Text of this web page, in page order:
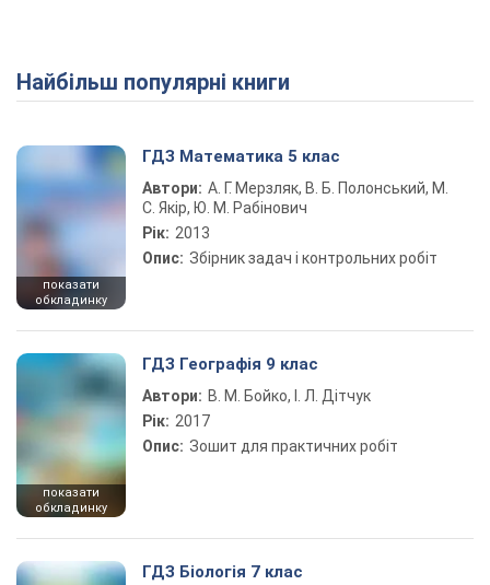
Найбільш популярні книги
показати
обкладинку
ГДЗ Математика 5 клас
Автори: А. Г. Мерзляк, В. Б. Полонський, М.
С. Якір, Ю. М. Рабінович
Рік: 2013
Опис: Збірник задач і контрольних робіт
показати
обкладинку
ГДЗ Географія 9 клас
Автори: В. М. Бойко, І. Л. Дітчук
Рік: 2017
Опис: Зошит для практичних робіт
ГДЗ Біологія 7 клас